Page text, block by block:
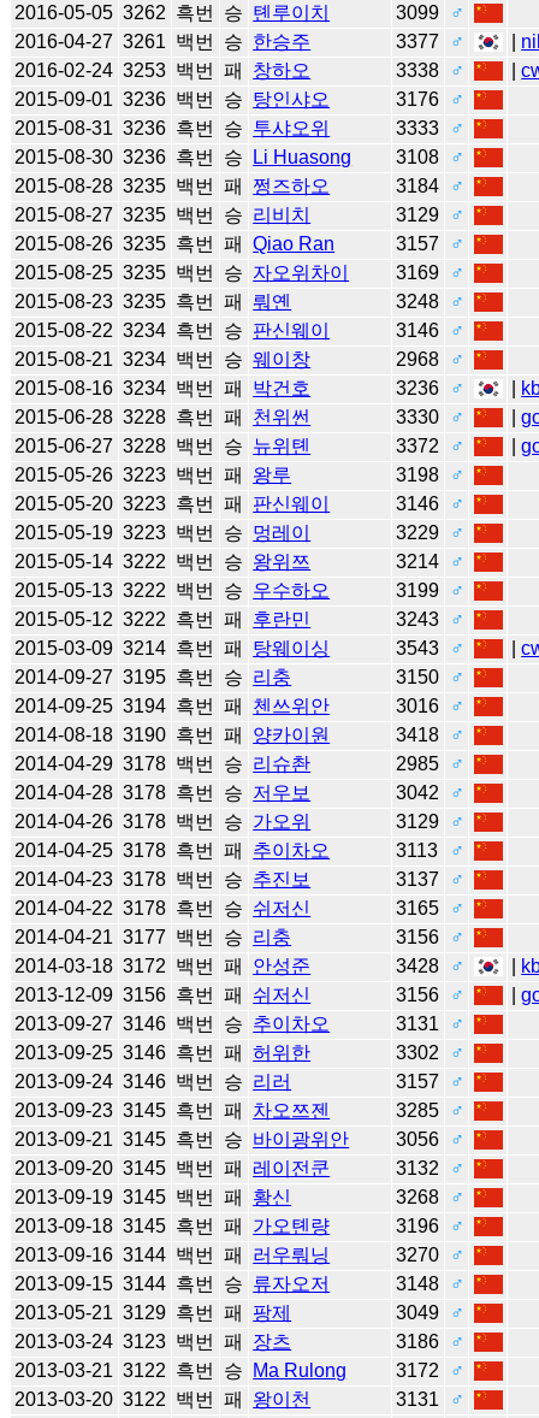
2016-05-05 3262 흑번 승 톈루이치 3099
♂
2016-04-27 3261 백번 승 한승주 3377 ♂
2016-02-24 3253 백번 패 창하오 3338 ♂ |
2015-09-01 3236 백번 승 탕인샤오 3176
♂
2015-08-31 3236 흑번 승 투샤오위 3333
♂
2015-08-30 3236 흑번 승 Li Huasong 3108
♂
2015-08-28 3235 백번 패 쩡즈하오 3184
♂
2015-08-27 3235 백번 승 리비치 3129
♂
2015-08-26 3235 흑번 패 Qiao Ran 3157
♂
2015-08-25 3235 백번 승 자오위차이 3169
♂
2015-08-23 3235 흑번 패 뤄옌 3248
♂
2015-08-22 3234 흑번 승 판신웨이 3146
♂
2015-08-21 3234 백번 승 웨이창 2968
♂
2015-08-16 3234 백번 패 박건호 3236 ♂
2015-06-28 3228 흑번 패 천위썬 3330 ♂ |
2015-06-27 3228 백번 승 뉴위톈 3372 ♂ |
2015-05-26 3223 백번 패 왕루 3198
♂
2015-05-20 3223 흑번 패 판신웨이 3146
♂
2015-05-19 3223 백번 승 멍레이 3229
♂
2015-05-14 3222 백번 승 왕위쯔 3214
♂
2015-05-13 3222 백번 승 우수하오 3199
♂
2015-05-12 3222 흑번 패 후란민 3243
♂
2015-03-09 3214 흑번 패 탕웨이싱 3543 ♂ |
2014-09-27 3195 흑번 승 리충 3150
♂
2014-09-25 3194 흑번 패 첸쓰위안 3016
♂
2014-08-18 3190 흑번 패 양카이원 3418
♂
2014-04-29 3178 백번 승 리슈촨 2985
♂
2014-04-28 3178 흑번 승 저우보 3042
♂
2014-04-26 3178 백번 승 가오위 3129
♂
2014-04-25 3178 흑번 패 추이차오 3113
♂
2014-04-23 3178 백번 승 추진보 3137
♂
2014-04-22 3178 흑번 승 쉬저신 3165
♂
2014-04-21 3177 백번 승 리충 3156
♂
2014-03-18 3172 백번 패 안성준 3428 ♂
2013-12-09 3156 흑번 패 쉬저신 3156 ♂ |
2013-09-27 3146 백번 승 추이차오 3131
♂
2013-09-25 3146 흑번 패 허위한 3302
♂
2013-09-24 3146 백번 승 리러 3157
♂
2013-09-23 3145 흑번 패 차오쯔젠 3285
♂
2013-09-21 3145 흑번 승 바이광위안 3056
♂
2013-09-20 3145 백번 패 레이전쿤 3132
♂
2013-09-19 3145 백번 패 황신 3268
♂
2013-09-18 3145 흑번 패 가오톈량 3196
♂
2013-09-16 3144 백번 패 러우뤄닝 3270
♂
2013-09-15 3144 흑번 승 류자오저 3148
♂
2013-05-21 3129 흑번 패 팡제 3049
♂
2013-03-24 3123 백번 패 장츠 3186
♂
2013-03-21 3122 흑번 승 Ma Rulong 3172
♂
2013-03-20 3122 백번 패 왕이천 3131
♂